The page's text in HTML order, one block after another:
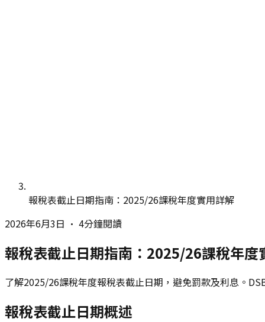
報稅表截止日期指南：2025/26課稅年度實用詳解
2026年6月3日 • 4分鐘閱讀
報稅表截止日期指南：2025/26課稅年度
了解2025/26課稅年度報稅表截止日期，避免罰款及利息。
報稅表截止日期概述